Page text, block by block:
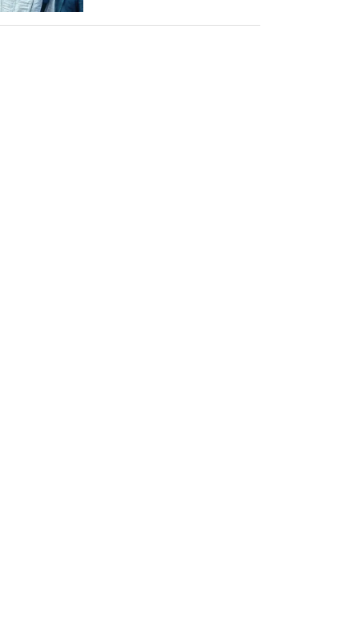
Fórmula 1